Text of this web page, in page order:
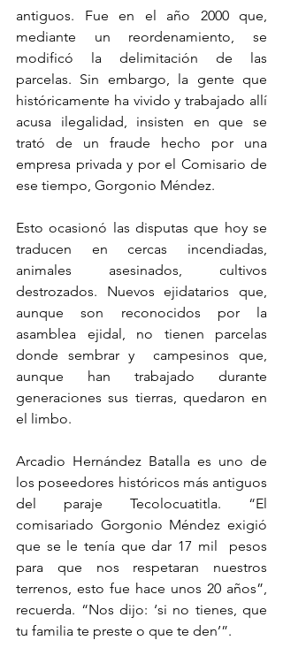
antiguos. Fue en el año 2000 que,
mediante un reordenamiento, se
modificó la delimitación de las
parcelas. Sin embargo, la gente que
históricamente ha vivido y trabajado allí
acusa ilegalidad, insisten en que se
trató de un fraude hecho por una
empresa privada y por el Comisario de
ese tiempo, Gorgonio Méndez.
Esto ocasionó las disputas que hoy se
traducen en cercas incendiadas,
animales asesinados, cultivos
destrozados. Nuevos ejidatarios que,
aunque son reconocidos por la
asamblea ejidal, no tienen parcelas
donde sembrar y  campesinos que,
aunque han trabajado durante
generaciones sus tierras, quedaron en
el limbo.
Arcadio Hernández Batalla es uno de
los poseedores históricos más antiguos
del paraje Tecolocuatitla. “El
comisariado Gorgonio Méndez exigió
que se le tenía que dar 17 mil  pesos
para que nos respetaran nuestros
terrenos, esto fue hace unos 20 años”,
recuerda. “Nos dijo: ‘si no tienes, que
tu familia te preste o que te den’”.